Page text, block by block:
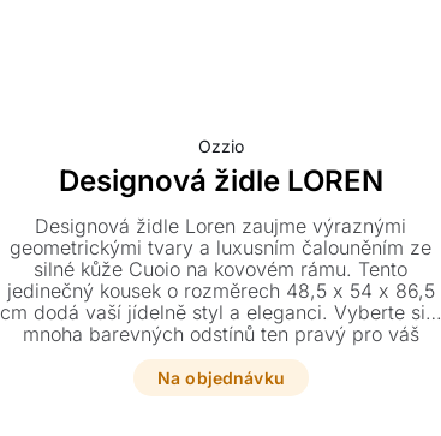
Ozzio
Designová židle LOREN
Designová židle Loren zaujme výraznými
geometrickými tvary a luxusním čalouněním ze
silné kůže Cuoio na kovovém rámu. Tento
jedinečný kousek o rozměrech 48,5 x 54 x 86,5
cm dodá vaší jídelně styl a eleganci. Vyberte si z
mnoha barevných odstínů ten pravý pro váš
interiér.
Na objednávku